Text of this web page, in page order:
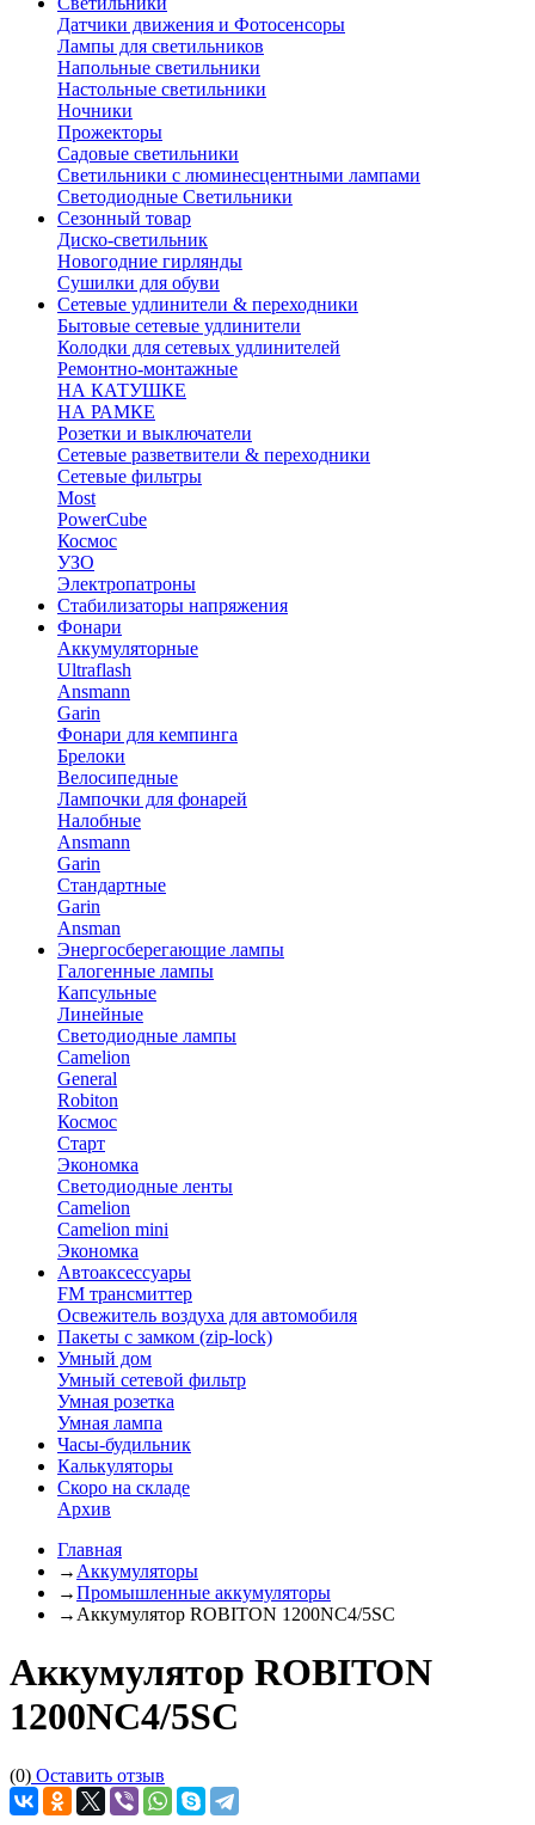
Датчики движения и Фотосенсоры
Лампы для светильников
Напольные светильники
Настольные светильники
Ночники
Прожекторы
Садовые светильники
Светильники с люминесцентными лампами
Светодиодные Светильники
Сезонный товар
Диско-светильник
Новогодние гирлянды
Сушилки для обуви
Сетевые удлинители & переходники
Бытовые сетевые удлинители
Колодки для сетевых удлинителей
Ремонтно-монтажные
НА КАТУШКЕ
НА РАМКЕ
Розетки и выключатели
Сетевые разветвители & переходники
Сетевые фильтры
Most
PowerCube
Космос
УЗО
Электропатроны
Стабилизаторы напряжения
Фонари
Аккумуляторные
Ultraflash
Ansmann
Garin
Фонари для кемпинга
Брелоки
Велосипедные
Лампочки для фонарей
Налобные
Ansmann
Garin
Стандартные
Garin
Ansman
Энергосберегающие лампы
Галогенные лампы
Капсульные
Линейные
Светодиодные лампы
Camelion
General
Robiton
Космос
Старт
Экономка
Светодиодные ленты
Camelion
Camelion mini
Экономка
Автоаксессуары
FM трансмиттер
Освежитель воздуха для автомобиля
Пакеты с замком (zip-lock)
Умный дом
Умный сетевой фильтр
Умная розетка
Умная лампа
Часы-будильник
Калькуляторы
Скоро на складе
Архив
Главная
→ Аккумуляторы
→Промышленные аккумуляторы
→ Аккумулятор ROBITON 1200NC4/5SC
Аккумулятор ROBITON
1200NC4/5SC
(0) Оставить отзыв